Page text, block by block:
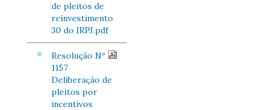
de pleitos de
reinvestimento
30 do IRPJ.pdf
Resolução Nº
1157
Deliberação de
pleitos por
incentivos